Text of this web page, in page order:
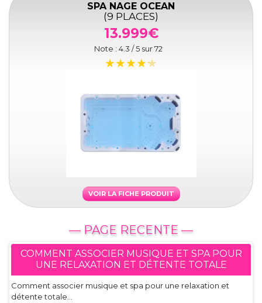
SPA NAGE OCEAN
(9 PLACES)
13.999€
Note : 4.3 / 5 sur72
VOIR LA FICHE PRODUIT
— PAGE RECENTE —
COMMENT ASSOCIER MUSIQUE ET SPA POUR
UNE RELAXATION ET DÉTENTE TOTALE
Comment associer musique et spa pour une relaxation et
détente totale...